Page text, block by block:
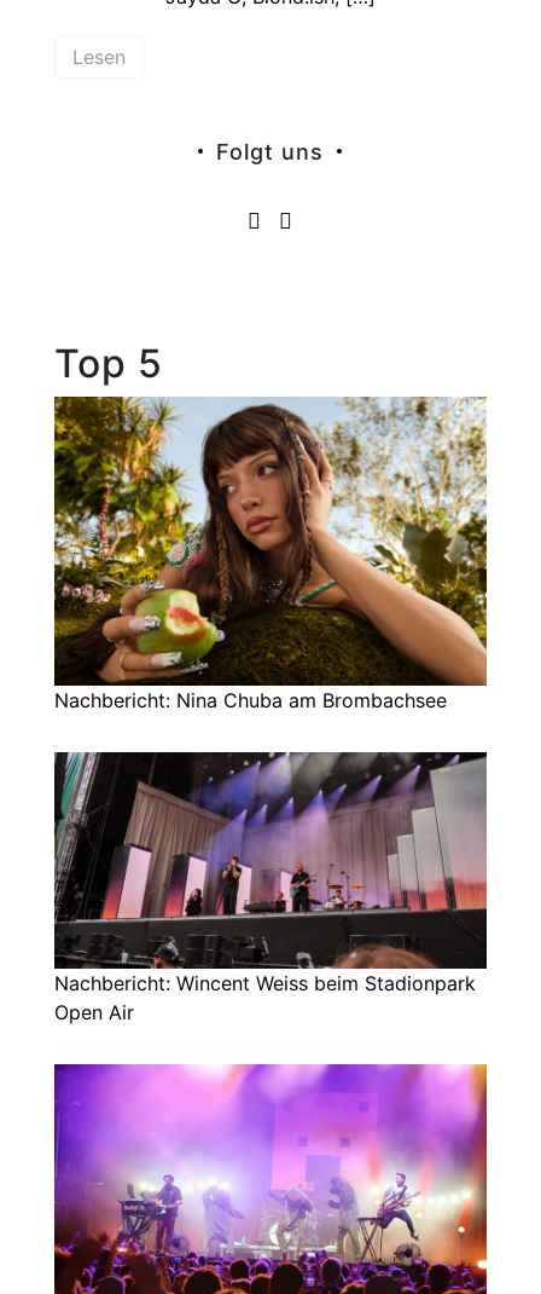
Lesen
Folgt uns
Top 5
Nachbericht: Nina Chuba am Brombachsee
Nachbericht: Wincent Weiss beim Stadionpark
Open Air